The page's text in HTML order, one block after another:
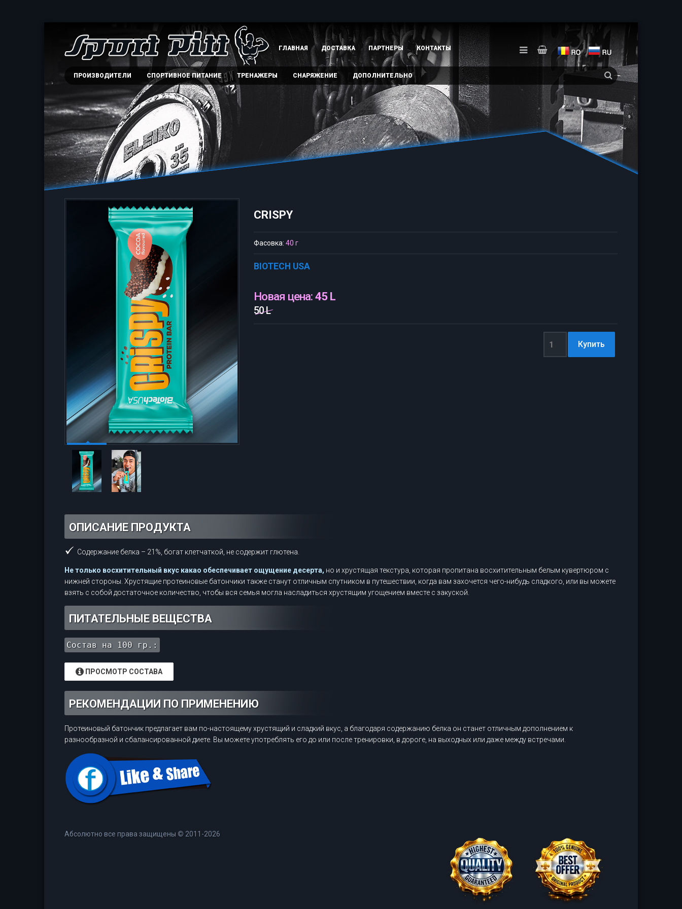
ГЛАВНАЯ ДОСТАВКА ПАРТНЕРЫ КОНТАКТЫ
ПРОИЗВОДИТЕЛИ СПОРТИВНОЕ ПИТАНИЕ ТРЕНАЖЕРЫ СНАРЯЖЕНИЕ ДОПОЛНИТЕЛЬНО
CRISPY
Фасовка: 40 г
BIOTECH USA
Новая цена:45 L
50 L
ОПИСАНИЕ ПРОДУКТА
Содержание белка – 21%, богат клетчаткой, не содержит глютена.
Не только восхитительный вкус какао обеспечивает ощущение десерта, но и хрустящая текстура, которая пропитана восхитительным белым кувертюром с
нижней стороны. Хрустящие протеиновые батончики также станут отличным спутником в путешествии, когда вам захочется чего-нибудь сладкого, или вы можете
взять с собой достаточное количество, чтобы вся семья могла насладиться хрустящим угощением вместе с закуской.
ПИТАТЕЛЬНЫЕ ВЕЩЕСТВА
Состав на 100 гр.:
ПРОСМОТР СОСТАВА
РЕКОМЕНДАЦИИ ПО ПРИМЕНЕНИЮ
Протеиновый батончик предлагает вам по-настоящему хрустящий и сладкий вкус, а благодаря содержанию белка он станет отличным дополнением к
разнообразной и сбалансированной диете. Вы можете употреблять его до или после тренировки, в дороге, на выходных или даже между встречами.
Абсолютно все права защищены © 2011-2026